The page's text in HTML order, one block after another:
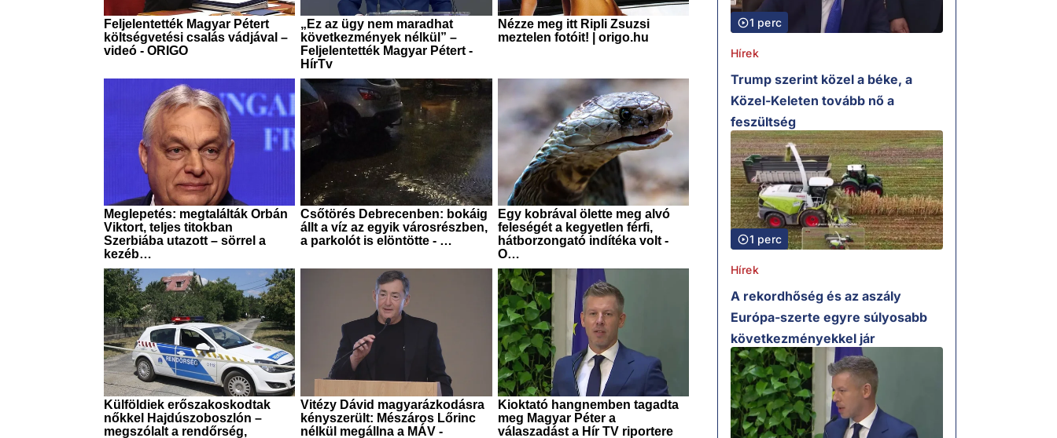
1 perc
Hírek
Trump szerint közel a béke, a
Közel-Keleten tovább nő a
feszültség
1 perc
Hírek
A rekordhőség és az aszály
Európa-szerte egyre súlyosabb
következményekkel jár